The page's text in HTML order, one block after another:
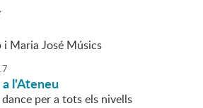
Maria José Músics
l'Ateneu
per a tots els nivells